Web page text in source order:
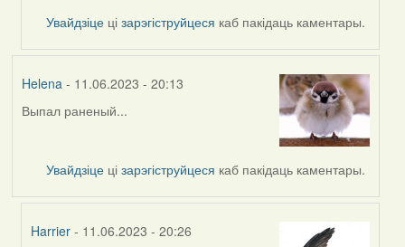
vranova
Увайдзіце цізарэгіструйцеся каб пакідаць каментары.
Helena - 11.06.2023 - 20:13
Выпал раненый...
Увайдзіце цізарэгіструйцеся каб пакідаць каментары.
Harrier - 11.06.2023 - 20:26